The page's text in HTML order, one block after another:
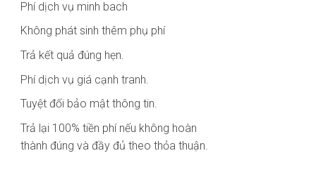
Phí dịch vụ minh bach
Không phát sinh thêm phụ phí
Trả kết quả đúng hẹn.
Phí dịch vụ giá cạnh tranh.
Tuyệt đối bảo mật thông tin.
Trả lại 100% tiền phí nếu không hoàn
thành đúng và đầy đủ theo thỏa thuận.